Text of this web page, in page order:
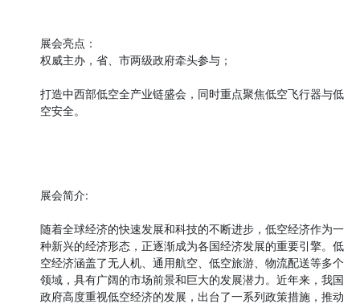
展会亮点：
权威主办，省、市两级政府牵头参与；
打造中西部低空全产业链盛会，同时重点聚焦低空飞行器与低
空安全。
展会简介:
随着全球经济的快速发展和科技的不断进步，低空经济作为一
种新兴的经济形态，正逐渐成为各国经济发展的重要引擎。低
空经济涵盖了无人机、通用航空、低空旅游、物流配送等多个
领域，具有广阔的市场前景和巨大的发展潜力。近年来，我国
政府高度重视低空经济的发展，出台了一系列政策措施，推动